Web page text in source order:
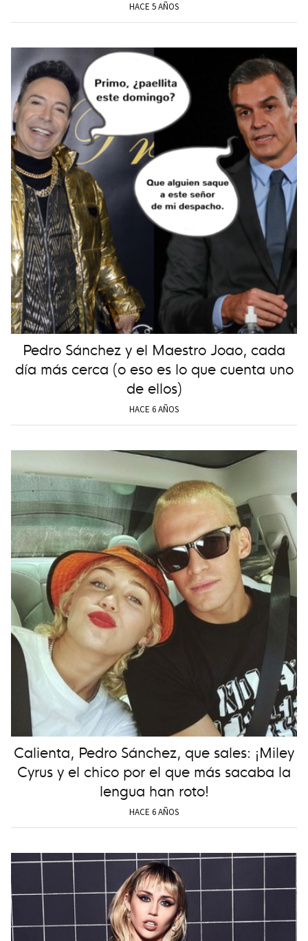
HACE 5 AÑOS
Pedro Sánchez y el Maestro Joao, cada
día más cerca (o eso es lo que cuenta uno
de ellos)
HACE 6 AÑOS
Calienta, Pedro Sánchez, que sales: ¡Miley
Cyrus y el chico por el que más sacaba la
lengua han roto!
HACE 6 AÑOS